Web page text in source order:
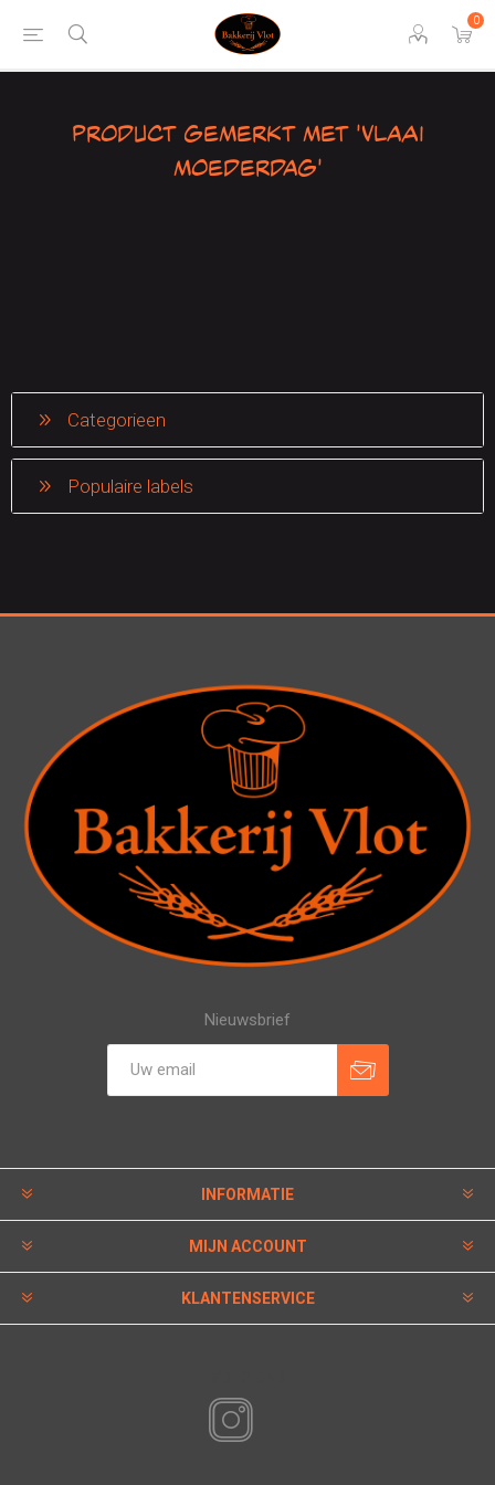
0
Product gemerkt met 'vlaai
moederdag'
Categorieen
Populaire labels
Nieuwsbrief
INFORMATIE
MIJN ACCOUNT
KLANTENSERVICE